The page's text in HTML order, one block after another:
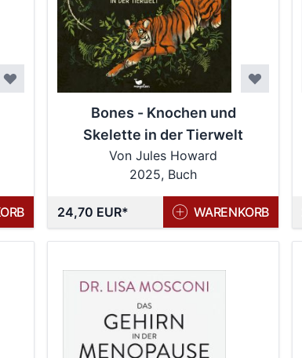
Bones - Knochen und
Skelette in der Tierwelt
Von Jules Howard
2025, Buch
24,70 EUR WARENKORB